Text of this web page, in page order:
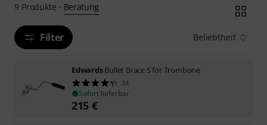
9 Produkte · Beratung
Filter Beliebtheit
EdwardsBullet Brace S for Trombone
24
Sofort lieferbar
215 €